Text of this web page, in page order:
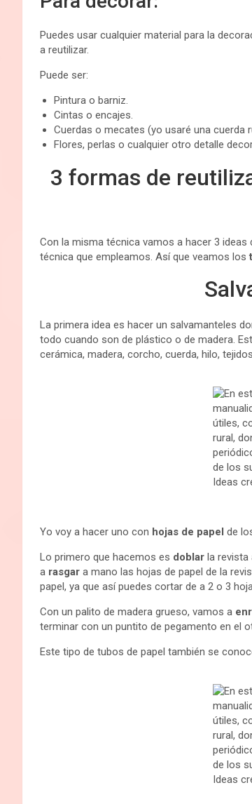
Puedes usar cualquier material para la
a reutilizar.
Puede ser:
Pintura o barniz.
Cintas o encajes.
Cuerdas o mecates (yo usaré una cuerda
Flores, perlas o cualquier otro detalle
3 formas de
Con la misma técnica vamos a hacer 3
técnica que empleamos. Así que veamos los
La primera idea es hacer un salvamanteles
todo cuando son de plástico o de madera.
cerámica, madera, corcho, cuerda, hilo,
Yo voy a hacer uno con hojas de papel de
Lo primero que hacemos es doblar la revista
a rasgar a mano las hojas de papel de la
papel, ya que así puedes cortar de a 2 o 3
Con un palito de madera grueso, vamos a
terminar con un puntito de pegamento en el
Este tipo de tubos de papel también se